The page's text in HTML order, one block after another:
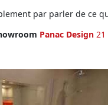
par parler de ce
Panac Design 21